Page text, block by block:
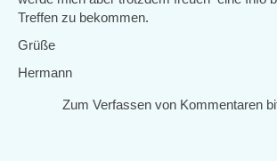
Treffen zu bekommen.
Grüße
Hermann
Zum Verfassen von Kommentaren